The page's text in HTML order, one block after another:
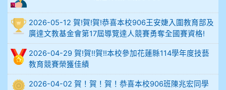
912余 嘉 5A10+
914謝佩臻 5A10+
902蘇奕愷
903陳品帆
2026-05-12 賀!賀!賀!恭喜本校906王安婕入圍教育部及
廣達文教基金會第17屆導覽達人競賽勇奪全國賽資格!
2026-04-29 賀!賀!!賀!!本校參加花蓮縣114學年度技藝
教育競賽榮獲佳績
2026-04-02 賀！賀！賀！恭喜本校906班陳兆宏同學